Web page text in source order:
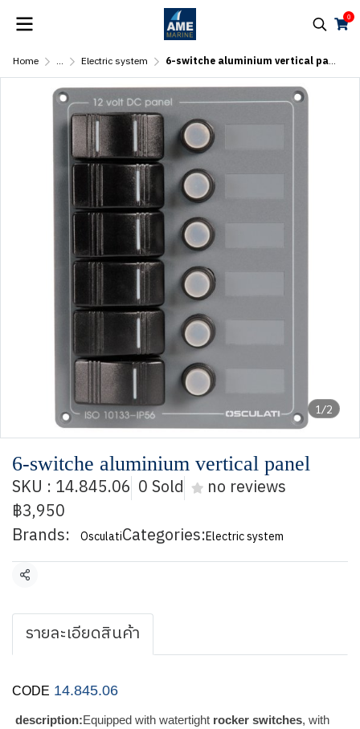
0
Home ... Electric system 6-switche aluminium vertical panel
1/2
6-switche aluminium vertical panel
SKU : 14.845.06 0 Sold
no reviews
฿3,950
Brands:
OsculatiCategories:Electric system
Share
รายละเอียดสินค้า
CODE 14.845.06
description:Equipped with watertight rocker switches, with